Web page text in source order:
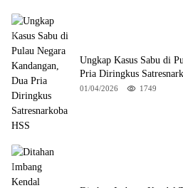
Ungkap Kasus Sabu di
Pria Diringkus
01/04/2026 1749